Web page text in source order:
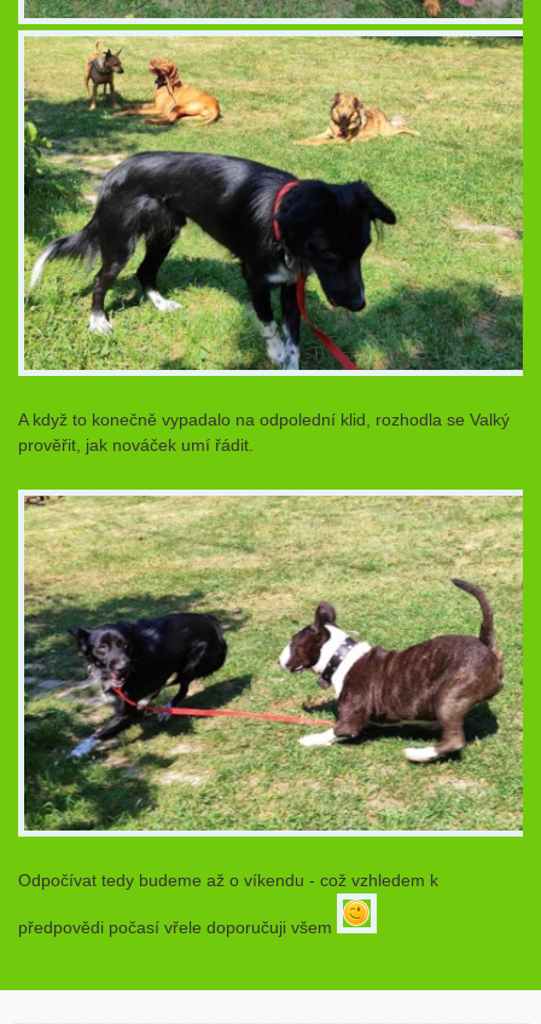
A když to konečně vypadalo na odpolední klid, rozhodla se Valký
prověřit, jak nováček umí řádit.
Odpočívat tedy budeme až o víkendu - což vzhledem k
předpovědi počasí vřele doporučuji všem